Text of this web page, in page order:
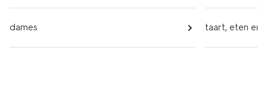
dames taart, eten en